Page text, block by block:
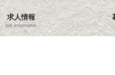
求人情報
job information